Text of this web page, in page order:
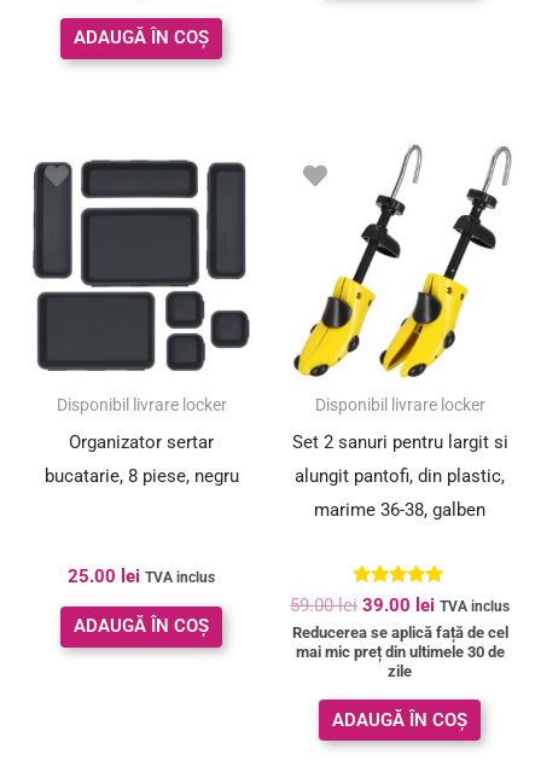
ADAUGĂ ÎN COȘ
Disponibil livrare locker
Organizator sertar
bucatarie, 8 piese, negru
25.00 lei TVA inclus
ADAUGĂ ÎN COȘ
SUPER PREȚ!
Disponibil livrare locker
Set 2 sanuri pentru largit si
alungit pantofi, din plastic,
marime 36-38, galben
Evaluat la
5.00
din 5
59.00lei
Prețul
inițial
fost:
59.00 lei.
39.00 lei
curent
este:
39.00 lei.
TVA inclus
Reducerea se aplică față de cel
mai mic preț din ultimele 30 de
zile
ADAUGĂ ÎN COȘ